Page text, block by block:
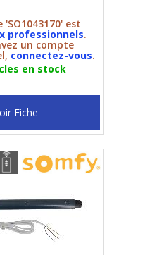
est
professionnels.
un compte
connectez-vous.
en stock
Fiche